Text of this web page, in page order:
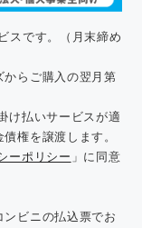
スです。（月末締め
らご購入の翌月第
け払いサービスが適
権を譲渡します。
ーポリシー 」に同意
ビニの払込票でお